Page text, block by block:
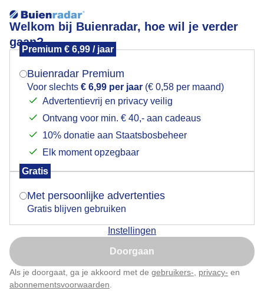
Welkom bij Buienradar, hoe wil je verder
gaan?
Premium € 6,99 / jaar
Buienradar Premium
Voor slechts € 6,99 per jaar (€ 0,58 per maand)
Advertentievrij en privacy veilig
Ontvang voor min. € 40,- aan cadeaus
10% donatie aan Staatsbosbeheer
Elk moment opzegbaar
Gratis
Met persoonlijke advertenties
Gratis blijven gebruiken
Instellingen
Doorgaan
Als je doorgaat, ga je akkoord met de gebruikers- privacy- en
abonnementsvoorwaarden
BEWOLKING-Polderbaan
zon en wat gespetter en is het ook fris
Door: Nellie Bartels
Mogen we je locatie gebruiken voor het
Indien je hier nog geen akkoord op hebt gegeven,
verschijnt er zo een pop-up uit je browser waarin
Is goed, toon de popup
Nu niet, misschien later
Klik hierom dit aan te passen